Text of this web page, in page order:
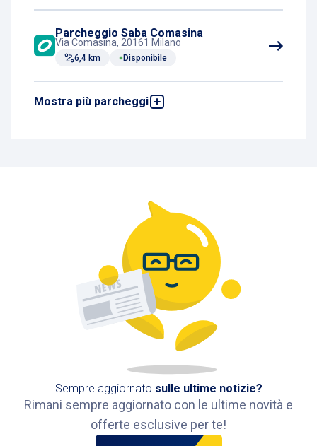
Parcheggio Saba Comasina
Via Comasina, 20161 Milano
6,4 km Disponibile
Mostra più parcheggi
Park Galeazzi P2
Disponibile
Sempre aggiornato sulle ultime notizie?
Rimani sempre aggiornato con le ultime novità e
offerte esclusive per te!